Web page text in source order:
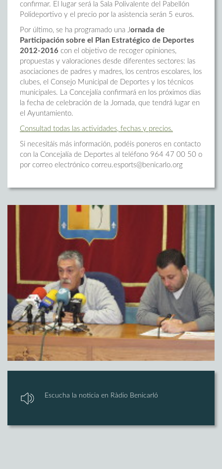
confirmar. El lugar será la Sala Polivalente del Pabellón
Polideportivo y el precio por la asistencia serán 5 euros.
Por último, se ha programado una Jornada de
Participación sobre el Plan Estratégico de Deportes
2012-2016 con el objetivo de recoger opiniones,
propuestas y valoraciones desde diferentes sectores: las
asociaciones de padres y madres, los centros escolares, los
clubes, el Consejo Municipal de Deportes y los técnicos
municipales. La Concejalía confirmará en los próximos días
la fecha de celebración de la Jornada, que tendrá lugar en
el Ayuntamiento.
Consultad todas las actividades, fechas y precios.
Si necesitáis más información, podéis poneros en contacto
con la Concejalía de Deportes al teléfono 964 47 00 50 o
por correo electrónico correu.esports@benicarlo.org
Escucha la noticia en Ràdio Benicarló